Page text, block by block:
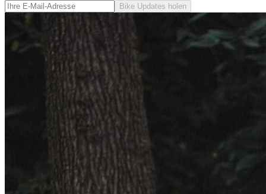
Bike Updates holen